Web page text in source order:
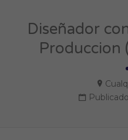
Diseñador
Produccion